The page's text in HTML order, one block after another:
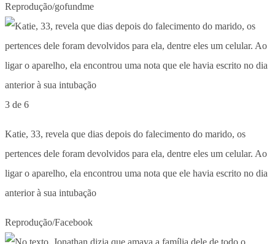
Reprodução/gofundme
3 de 6
Katie, 33, revela que dias depois do falecimento do marido, os
pertences dele foram devolvidos para ela, dentre eles um celular. Ao
ligar o aparelho, ela encontrou uma nota que ele havia escrito no dia
anterior à sua intubação
Reprodução/Facebook